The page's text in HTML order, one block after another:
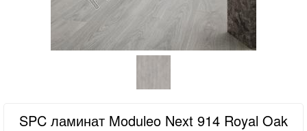
SPC ламинат Moduleo Next 914 Royal Oak